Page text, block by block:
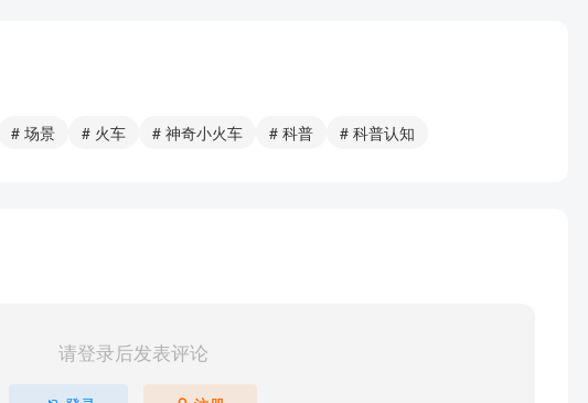
# 场景 # 火车 # 神奇小火车 # 科普 # 科普认知
请登录后发表评论